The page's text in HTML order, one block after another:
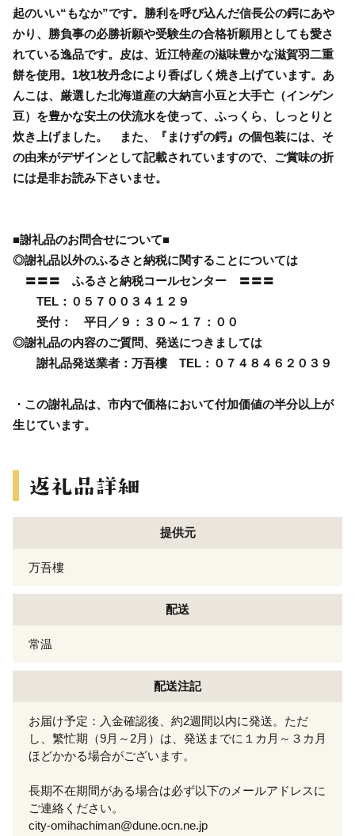
起のいい“もなか”です。勝利を呼び込んだ信長公の鍔にあや
かり、勝負事の必勝祈願や受験生の合格祈願用としても愛さ
れている逸品です。皮は、近江特産の滋味豊かな滋賀羽二重
餅を使用。1枚1枚丹念により香ばしく焼き上げています。あ
んこは、厳選した北海道産の大納言小豆と大手亡（インゲン
豆）を豊かな安土の伏流水を使って、ふっくら、しっとりと
炊き上げました。 また、『まけずの鍔』の個包装には、そ
の由来がデザインとして記載されていますので、ご賞味の折
には是非お読み下さいませ。
■謝礼品のお問合せについて■
◎謝礼品以外のふるさと納税に関することについては
〓〓〓 ふるさと納税コールセンター 〓〓〓
TEL：０５７００３４１２９
受付： 平日／９：３０～１７：００
◎謝礼品の内容のご質問、発送につきましては
謝礼品発送業者：万吾樓 TEL：０７４８４６２０３９
・この謝礼品は、市内で価格において付加価値の半分以上が
生じています。
提供元
万吾樓
配送
常温
配送注記
お届け予定：入金確認後、約2週間以内に発送。ただ
し、繁忙期（9月～2月）は、発送までに１カ月～３カ月
ほどかかる場合がございます。
長期不在期間がある場合は必ず以下のメールアドレスに
ご連絡ください。
city-omihachiman@dune.ocn.ne.jp